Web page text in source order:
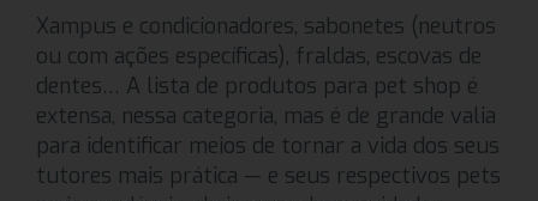
Xampus e condicionadores, sabonetes (neutros
ou com ações específicas), fraldas, escovas de
dentes… A lista de produtos para pet shop é
extensa, nessa categoria, mas é de grande valia
para identificar meios de tornar a vida dos seus
tutores mais prática — e seus respectivos pets